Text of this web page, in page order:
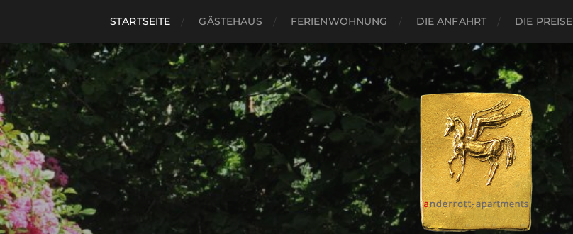
STARTSEITE GÄSTEHAUS FERIENWOHNUNG DIE ANFAHRT DIE PREISE